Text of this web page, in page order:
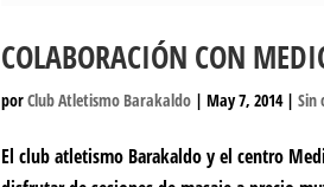
COLABORACIÓN CON
porClub Atletismo Barakaldo |May 7, 2014|Sin
El club atletismo Barakaldo y el centro